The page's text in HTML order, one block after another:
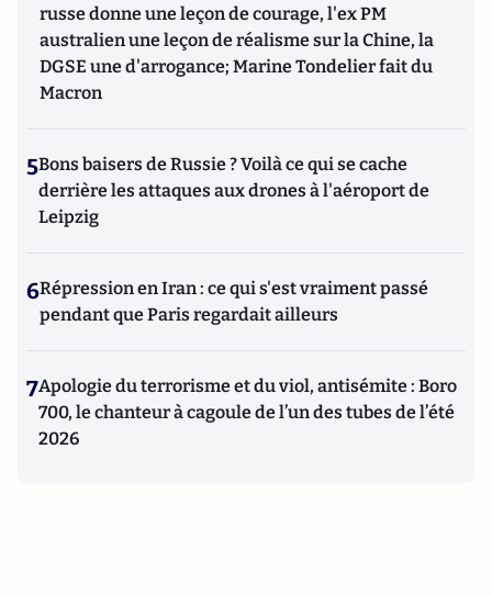
russe donne une leçon de courage, l'ex PM
australien une leçon de réalisme sur la Chine, la
DGSE une d'arrogance; Marine Tondelier fait du
Macron
5Bons baisers de Russie ? Voilà ce qui se cache
derrière les attaques aux drones à l'aéroport de
Leipzig
6Répression en Iran : ce qui s'est vraiment passé
pendant que Paris regardait ailleurs
7Apologie du terrorisme et du viol, antisémite : Boro
700, le chanteur à cagoule de l’un des tubes de l’été
2026